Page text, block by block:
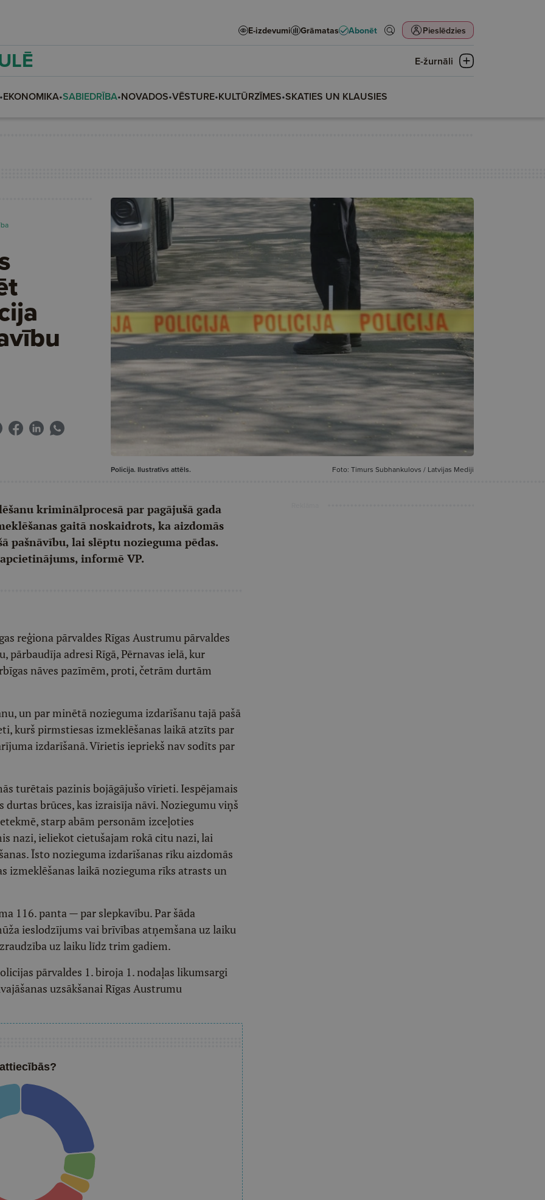
E-izdevumi Grāmatas Abonēt Pieslēdzies
E-žurnāli
•EKONOMIKA•SABIEDRĪBA•NOVADOS•VĒSTURE•KULTŪRZĪMES•SKATIES UN KLAUSIES
Policija. Ilustratīvs attēls. Foto: Timurs Subhankulovs / Latvijas Mediji
kriminālprocesā par pagājušā gada
gaitā noskaidrots, ka aizdomās
pašnāvību, lai slēptu nozieguma pēdas.
informē VP.
reģiona pārvaldes Rīgas Austrumu pārvaldes
adresi Rīgā, Pērnavas ielā, kur
nāves pazīmēm, proti, četrām durtām
un par minētā nozieguma izdarīšanu tajā pašā
kurš pirmstiesas izmeklēšanas laikā atzīts par
izdarīšanā. Vīrietis iepriekš nav sodīts par
turētais pazinis bojāgājušo vīrieti. Iespējamais
brūces, kas izraisīja nāvi. Noziegumu viņš
starp abām personām izceļoties
nazi, ieliekot cietušajam rokā citu nazi, lai
Īsto nozieguma izdarīšanas rīku aizdomās
laikā nozieguma rīks atrasts un
116. panta — par slepkavību. Par šāda
ieslodzījums vai brīvības atņemšana uz laiku
uz laiku līdz trim gadiem.
pārvaldes 1. biroja 1. nodaļas likumsargi
uzsākšanai Rīgas Austrumu